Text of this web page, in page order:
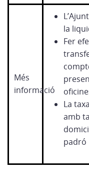
Més
informació
la
Fer
La
amb
padró